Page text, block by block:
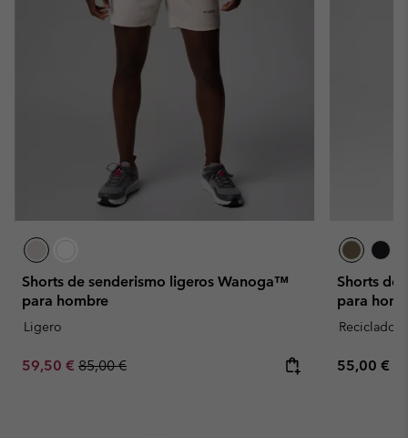
Shorts de senderismo ligeros Wanoga™
para hombre
Ligero
Sale price:
59,50 € Regular price:
85,00 €
Shorts de
para
Reciclado
Regular
55,00 €